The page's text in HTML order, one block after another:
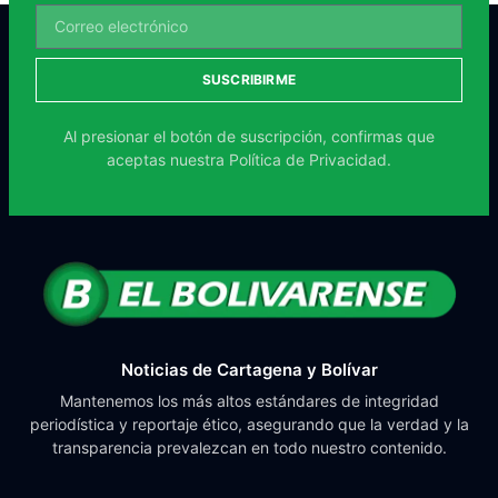
SUSCRIBIRME
Al presionar el botón de suscripción, confirmas que
aceptas nuestra Política de Privacidad.
Noticias de Cartagena y Bolívar
Mantenemos los más altos estándares de integridad
periodística y reportaje ético, asegurando que la verdad y la
transparencia prevalezcan en todo nuestro contenido.